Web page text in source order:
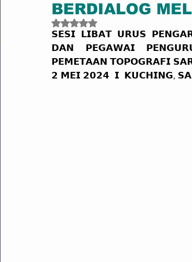
BERDIALOG
Dinilai NaN daripada 5 bintang.
𝗦𝗘𝗦𝗜 𝗟𝗜𝗕𝗔𝗧 𝗨𝗥𝗨𝗦
𝗗𝗔𝗡 𝗣𝗘𝗚𝗔𝗪𝗔𝗜
𝗣𝗘𝗠𝗘𝗧𝗔𝗔𝗡 𝗧𝗢𝗣𝗢𝗚𝗥𝗔𝗙𝗜
𝟮 𝗠𝗘𝗜 𝟮𝟬𝟮𝟰  𝗜  𝗞𝗨𝗖𝗛𝗜𝗡𝗚,